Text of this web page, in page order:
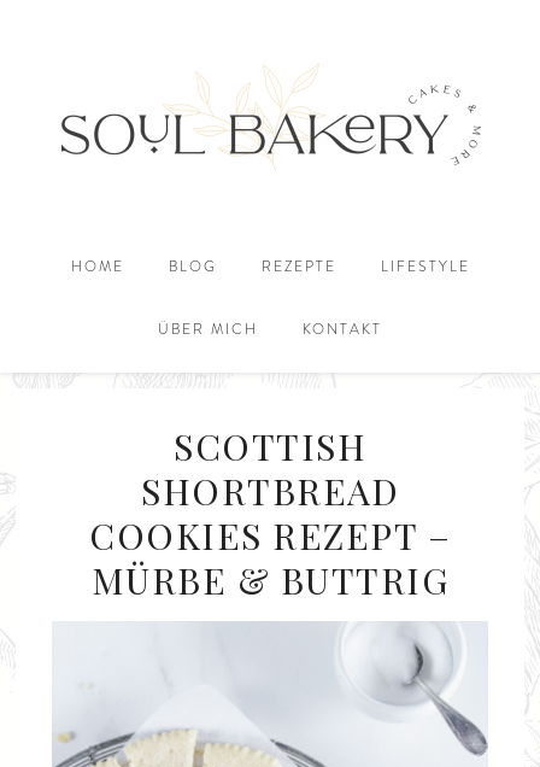
HOME BLOG REZEPTE LIFESTYLE
ÜBER MICH KONTAKT
SCOTTISH
SHORTBREAD
COOKIES REZEPT –
MÜRBE & BUTTRIG